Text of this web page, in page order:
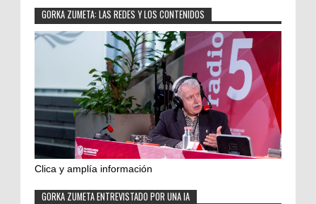
GORKA ZUMETA: LAS REDES Y LOS CONTENIDOS
Clica y amplía información
GORKA ZUMETA ENTREVISTADO POR UNA IA